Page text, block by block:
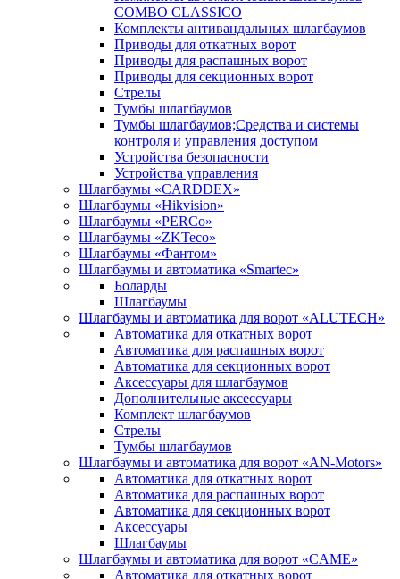
COMBO CLASSICO
Комплекты антивандальных шлагбаумов
Приводы для откатных ворот
Приводы для распашных ворот
Приводы для секционных ворот
Стрелы
Тумбы шлагбаумов
Тумбы шлагбаумов;Средства и системы
контроля и управления доступом
Устройства безопасности
Устройства управления
Шлагбаумы «CARDDEX»
Шлагбаумы «Hikvision»
Шлагбаумы «PERCo»
Шлагбаумы «ZKTeco»
Шлагбаумы «Фантом»
Шлагбаумы и автоматика «Smartec»
Боларды
Шлагбаумы
Шлагбаумы и автоматика для ворот «ALUTECH»
Автоматика для откатных ворот
Автоматика для распашных ворот
Автоматика для секционных ворот
Аксессуары для шлагбаумов
Дополнительные аксессуары
Комплект шлагбаумов
Стрелы
Тумбы шлагбаумов
Шлагбаумы и автоматика для ворот «AN-Motors»
Автоматика для откатных ворот
Автоматика для распашных ворот
Автоматика для секционных ворот
Аксессуары
Шлагбаумы
Шлагбаумы и автоматика для ворот «CAME»
Автоматика для откатных ворот